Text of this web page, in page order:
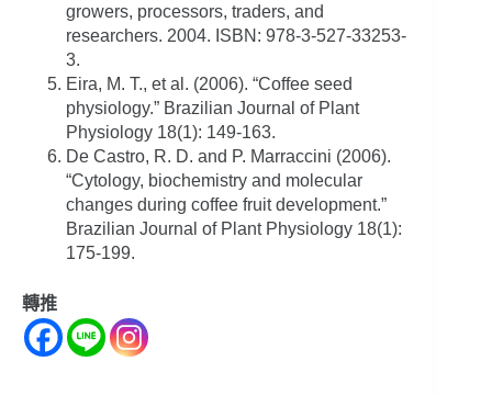
growers, processors, traders, and
researchers. 2004. ISBN: 978-3-527-33253-
3.
Eira, M. T., et al. (2006). “Coffee seed
physiology.” Brazilian Journal of Plant
Physiology 18(1): 149-163.
De Castro, R. D. and P. Marraccini (2006).
“Cytology, biochemistry and molecular
changes during coffee fruit development.”
Brazilian Journal of Plant Physiology 18(1):
175-199.
轉推